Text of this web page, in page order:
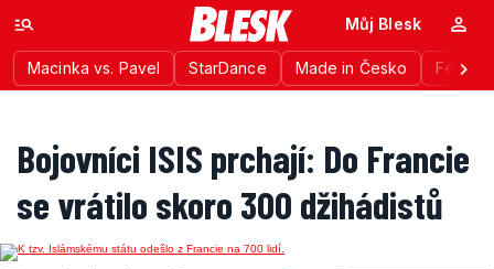
Macinka vs. Pavel StarDance Made in Česko
Můj Blesk
Bojovníci ISIS prchají: Do Francie
se vrátilo skoro 300 džihádistů